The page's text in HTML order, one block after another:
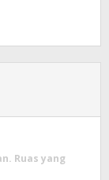
Ruas yang